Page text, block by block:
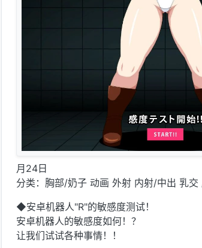
月24日
分类：胸部/奶子 动画 外射 内射/中出 乳交
◆安卓机器人"R"的敏感度测试！
安卓机器人的敏感度如何！？
让我们试试各种事情！！